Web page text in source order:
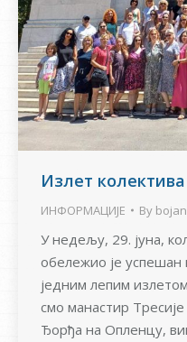
Излет колектива
ИНФОРМАЦИЈЕ By bojan
У недељу, 29. јуна,
обележио је успешан
једним лепим
смо манастир
Ђорђа на Опленцу,